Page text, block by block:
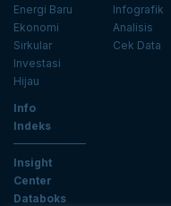
Energi Baru
Ekonomi
Sirkular
Investasi
Hijau
Infografik
Analisis
Cek Data
Info
Indeks
Insight
Center
Databoks